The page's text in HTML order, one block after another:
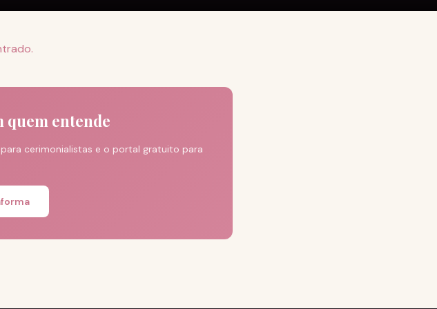
quem entende
cerimonialistas e o portal gratuito para